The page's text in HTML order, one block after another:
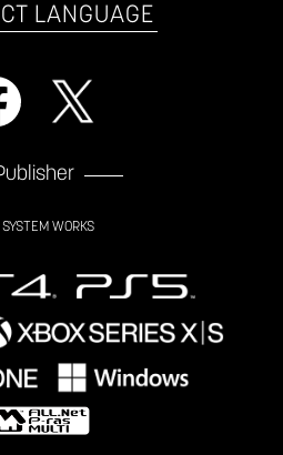
LANGUAGE
WORKS